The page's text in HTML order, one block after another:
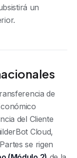
un
de
del Cliente
Cloud,
se rigen